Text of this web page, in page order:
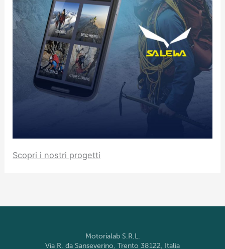
Scopri i nostri progetti
Motorialab S.R.L.
Via R. da Sanseverino, Trento 38122, Italia